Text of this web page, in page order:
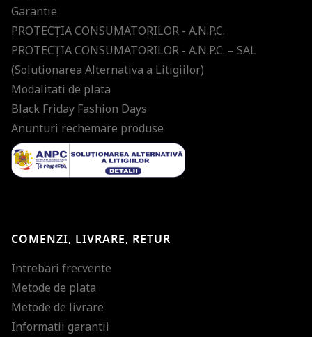
Garantie
PROTECŢIA CONSUMATORILOR - A.N.P.C.
PROTECŢIA CONSUMATORILOR - A.N.P.C. – SAL
(Solutionarea Alternativa a Litigiilor)
Modalitati de plata
Black Friday Fashion Days
Anunturi rechemare produse
COMENZI, LIVRARE, RETUR
Intrebari frecvente
Metode de plata
Metode de livrare
Informatii garantii